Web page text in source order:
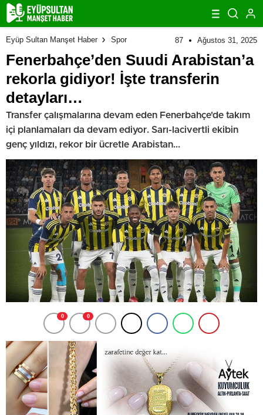
Eyüp Sultan Manşet Haber Spor 87 Ağustos 31, 2025
Fenerbahçe’den Suudi Arabistan’a
rekorla gidiyor! İşte transferin
detayları…
Transfer çalışmalarına devam eden Fenerbahçe'de takım
içi planlamaları da devam ediyor. Sarı-lacivertli ekibin
genç yıldızı, rekor bir ücretle Arabistan...
0 0